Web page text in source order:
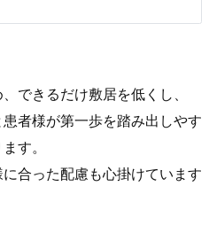
できるだけ敷居を低くし、
患者様が第一歩を踏み出しやす
す。
合った配慮も心掛けています